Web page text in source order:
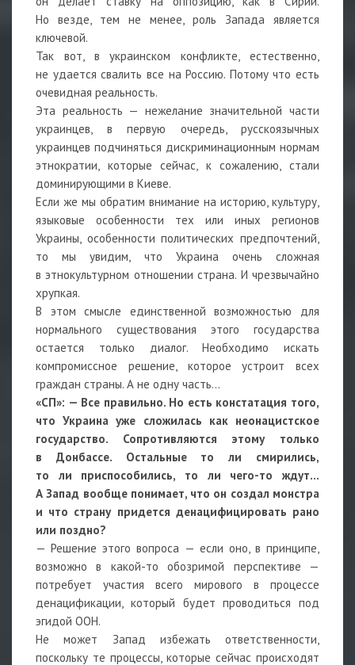
Но везде, тем не менее, роль Запада является
ключевой.
Так вот, в украинском конфликте, естественно,
не удается свалить все на Россию. Потому что есть
очевидная реальность.
Эта реальность — нежелание значительной части
украинцев, в первую очередь, русскоязычных
украинцев подчиняться дискриминационным нормам
этнократии, которые сейчас, к сожалению, стали
доминирующими в Киеве.
Если же мы обратим внимание на историю, культуру,
языковые особенности тех или иных регионов
Украины, особенности политических предпочтений,
то мы увидим, что Украина очень сложная
в этнокультурном отношении страна. И чрезвычайно
хрупкая.
В этом смысле единственной возможностью для
нормального существования этого государства
остается только диалог. Необходимо искать
компромиссное решение, которое устроит всех
граждан страны. А не одну часть…
«СП»: — Все правильно. Но есть констатация того,
что Украина уже сложилась как неонацистское
государство. Сопротивляются этому только
в Донбассе. Остальные то ли смирились,
то ли приспособились, то ли чего-то ждут…
А Запад вообще понимает, что он создал монстра
и что страну придется денацифицировать рано
или поздно?
— Решение этого вопроса — если оно, в принципе,
возможно в какой-то обозримой перспективе —
потребует участия всего мирового в процессе
денацификации, который будет проводиться под
эгидой ООН.
Не может Запад избежать ответственности,
поскольку те процессы, которые сейчас происходят